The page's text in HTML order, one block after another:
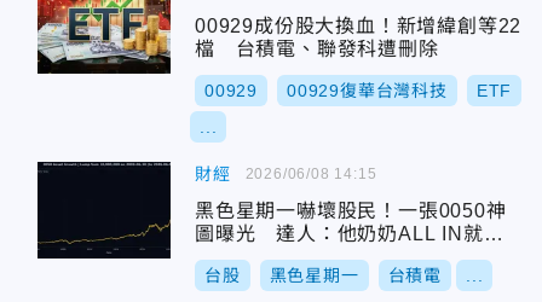
00929成份股大換血！新增緯創等22
檔 台積電、聯發科遭刪除
00929 00929復華台灣科技 ETF
財經
黑色星期一嚇壞股民！一張0050神
圖曝光 達人：他奶奶ALL IN就對
了
台股 黑色星期一 台積電
2026/06/08 14:15